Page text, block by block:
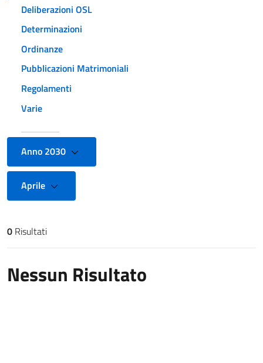
Deliberazioni OSL
Determinazioni
Ordinanze
Pubblicazioni Matrimoniali
Regolamenti
Varie
Anno 2030
Aprile
Risultati di ricerca
0 Risultati
Nessun Risultato